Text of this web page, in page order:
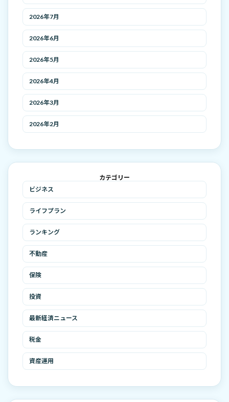
2026年7月
2026年6月
2026年5月
2026年4月
2026年3月
2026年2月
カテゴリー
ビジネス
ライフプラン
ランキング
不動産
保険
投資
最新経済ニュース
税金
資産運用